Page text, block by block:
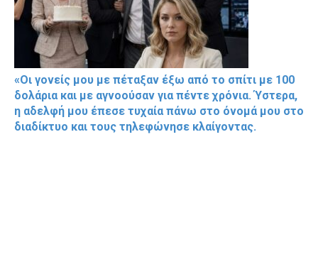
«Οι γονείς μου με πέταξαν έξω από το σπίτι με 100
δολάρια και με αγνοούσαν για πέντε χρόνια. Ύστερα,
η αδελφή μου έπεσε τυχαία πάνω στο όνομά μου στο
διαδίκτυο και τους τηλεφώνησε κλαίγοντας.